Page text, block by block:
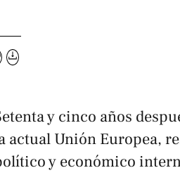
y cinco años
actual Unión Europea,
y económico